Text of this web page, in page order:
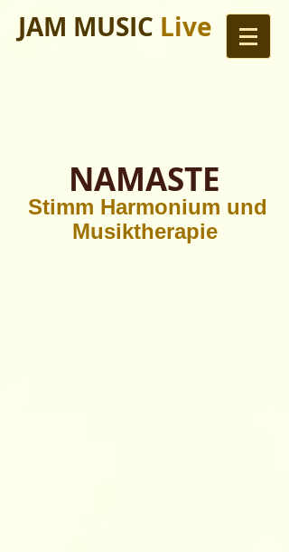
JAM MUSIC Live
NAMASTE
Stimm Harmonium und
Musiktherapie